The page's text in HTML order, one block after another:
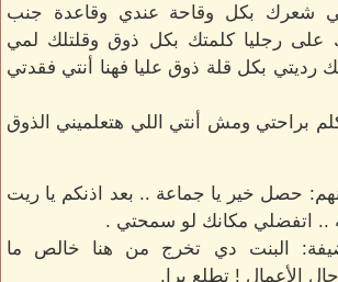
شعرك بكل وقاحة عندي وقاعدة جنب
رجليا كلمتك بكل ذوق وقلتلك لمي
رديتي بكل قلة ذوق عليا فهنا أنتي فقدتي
براحتي ومش أنتي اللي هتعلميني الذوق
حصل خير يا جماعة .. بعد اذنكم يا ريت
.. اتفضلي مكانك لو سمحتي .
البنت دي تخرج من هنا خالص ما
الأعمال ! تطلع برا.